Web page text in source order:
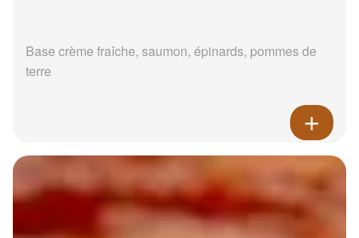
Base crème fraîche, saumon, épinards, pommes de
terre